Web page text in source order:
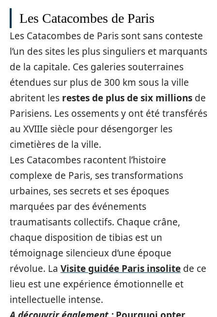
Les Catacombes de Paris
Les Catacombes de Paris sont sans conteste
l’un des sites les plus singuliers et marquants
de la capitale. Ces galeries souterraines
étendues sur plus de 300 km sous la ville
abritent les restes de plus de six millions de
Parisiens. Les ossements y ont été transférés
au XVIIIe siècle pour désengorger les
cimetières de la ville.
Les Catacombes racontent l’histoire
complexe de Paris, ses transformations
urbaines, ses secrets et ses époques
marquées par des événements
traumatisants collectifs. Chaque crâne,
chaque disposition de tibias est un
témoignage silencieux d’une époque
révolue. La Visite guidée Paris insolite de ce
lieu est une expérience émotionnelle et
intellectuelle intense.